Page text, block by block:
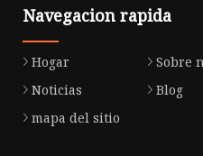
Navegacion rapida
Hogar Sobre
Noticias
Blog
mapa del sitio